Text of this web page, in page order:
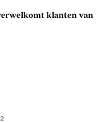
klanten van